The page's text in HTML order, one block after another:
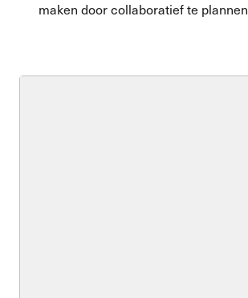
maken door collaboratief te plannen